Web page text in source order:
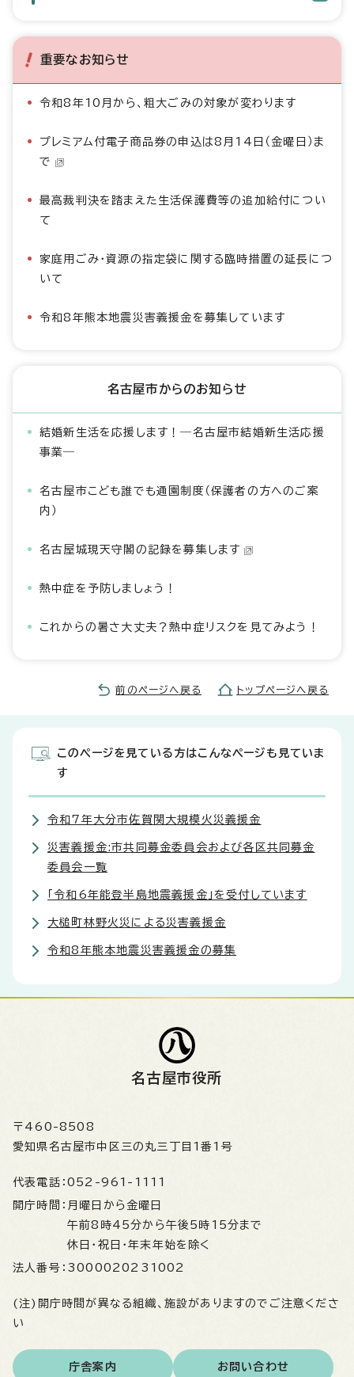
重要なお知らせ
令和8年10月から、粗大ごみの対象が変わります
プレミアム付電子商品券の申込は8月14日（金曜日）ま
で
最高裁判決を踏まえた生活保護費等の追加給付につい
て
家庭用ごみ・資源の指定袋に関する臨時措置の延長につ
いて
令和8年熊本地震災害義援金を募集しています
名古屋市からのお知らせ
結婚新生活を応援します！―名古屋市結婚新生活応援
事業―
名古屋市こども誰でも通園制度（保護者の方へのご案
内）
名古屋城現天守閣の記録を募集します
熱中症を予防しましょう！
これからの暑さ大丈夫？熱中症リスクを見てみよう！
前のページへ戻る トップページへ戻る
このページを見ている方はこんなページも見ていま
す
令和7年大分市佐賀関大規模火災義援金
災害義援金:市共同募金委員会および各区共同募金
委員会一覧
「令和6年能登半島地震義援金」を受付しています
大槌町林野火災による災害義援金
令和8年熊本地震災害義援金の募集
名古屋市役所
〒460-8508
愛知県名古屋市中区三の丸三丁目1番1号
代表電話： 052-961-1111
開庁時間： 月曜日から金曜日
午前8時45分から午後5時15分まで
休日・祝日・年末年始を除く
法人番号： 3000020231002
(注)開庁時間が異なる組織、施設がありますのでご注意くださ
い
庁舎案内 お問い合わせ